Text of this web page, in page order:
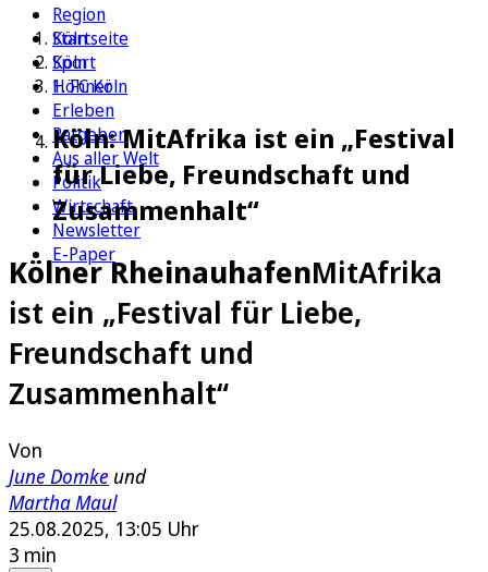
Region
Köln
Sport
1. FC Köln
Erleben
Ratgeber
Aus aller Welt
Politik
Wirtschaft
Newsletter
E-Paper
Startseite
Köln
Höhner
Köln: MitAfrika ist ein „Festival
für Liebe, Freundschaft und
Zusammenhalt“
Kölner RheinauhafenMitAfrika
ist ein „Festival für Liebe,
Freundschaft und
Zusammenhalt“
Von
June Domke und
Martha Maul
25.08.2025, 13:05 Uhr
3 min